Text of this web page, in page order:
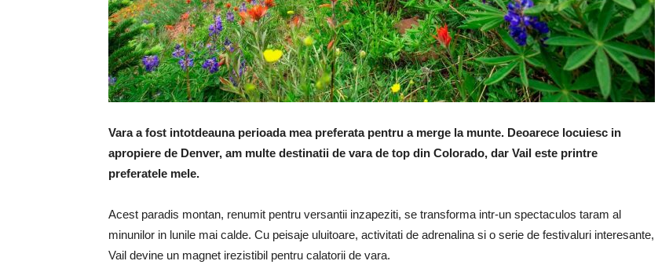
Vara a fost intotdeauna perioada mea preferata pentru a merge la munte. Deoarece locuiesc in
apropiere de Denver, am multe destinatii de vara de top din Colorado, dar Vail este printre
preferatele mele.
Acest paradis montan, renumit pentru versantii inzapeziti, se transforma intr-un spectaculos taram al
minunilor in lunile mai calde. Cu peisaje uluitoare, activitati de adrenalina si o serie de festivaluri interesante,
Vail devine un magnet irezistibil pentru calatorii de vara.